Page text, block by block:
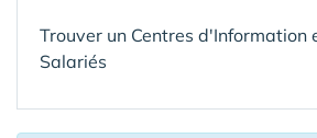
Trouver un Centres d'Information
Salariés